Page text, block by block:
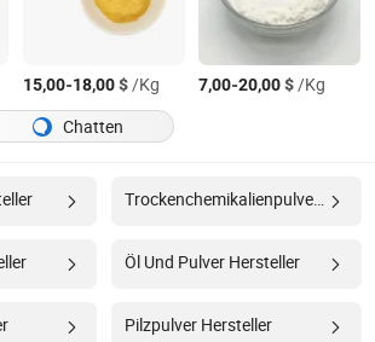
15,00-18,00$/Kg 7,00-20,00$/Kg
Chatten
Trockenchemikalienpulver Hersteller
Öl Und Pulver Hersteller
Pilzpulver Hersteller